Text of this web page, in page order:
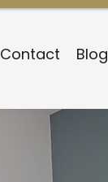
Contact Blog